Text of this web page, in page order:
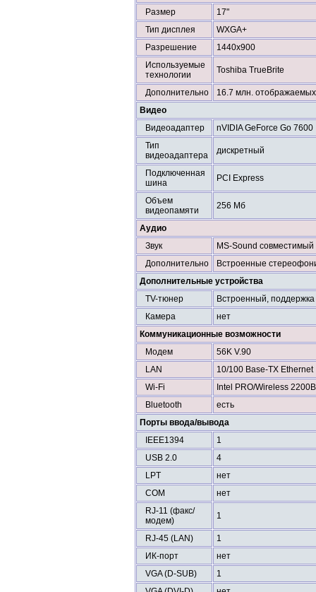
Размер
17"
Тип дисплея
WXGA+
Разрешение
1440x900
Используемые
технологии
Toshiba TrueBrite
Дополнительно
16.7 млн.
Видео
Видеоадаптер
nVIDIA GeForce Go 7600
Тип
видеоадаптера
дискретный
Подключенная
шина
PCI Express
Объем
видеопамяти
256 Мб
Аудио
Звук
MS-Sound совместимый
Дополнительно
Встроенные
Дополнительные устройства
TV-тюнер
Встроенный, поддержка
Камера
нет
Коммуникационные возможности
Модем
56K V.90
LAN
10/100 Base-TX Ethernet
Wi-Fi
Intel PRO/Wireless
Bluetooth
есть
Порты ввода/вывода
IEEE1394
1
USB 2.0
4
LPT
нет
COM
нет
RJ-11 (факс/
модем)
1
RJ-45 (LAN)
1
ИК-порт
нет
VGA (D-SUB)
1